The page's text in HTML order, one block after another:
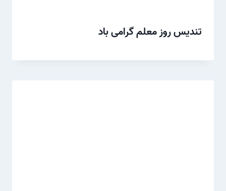
تندیس روز معلم گرامی باد